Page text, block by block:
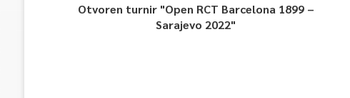
Otvoren turnir "Open RCT Barcelona 1899 –
Sarajevo 2022"